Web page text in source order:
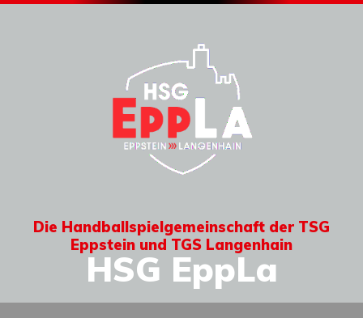
Die Handballspielgemeinschaft der TSG
Eppstein und TGS Langenhain
HSG EppLa